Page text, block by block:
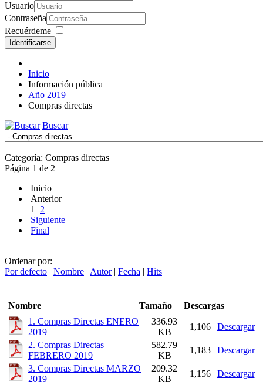
Usuario
Contraseña
Recuérdeme
Identificarse
Inicio
Información pública
Año 2019
Compras directas
Buscar
Categoría: Compras directas
Página 1 de 2
Inicio
Anterior
1 2
Siguiente
Final
Ordenar por:
Por defecto | Nombre | Autor| Fecha | Hits
Nombre Tamaño
Descargas
1. Compras Directas ENERO
2019
336.93
KB
1,106
Descargar
2. Compras Directas
FEBRERO 2019
582.79
KB
1,183
Descargar
3. Compras Directas MARZO
2019
209.32
KB
1,156
Descargar